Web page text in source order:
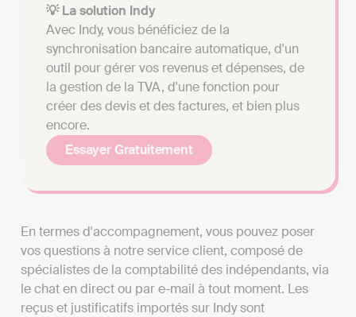
💡 La solution Indy
Avec Indy, vous bénéficiez de la
synchronisation bancaire automatique, d'un
outil pour gérer vos revenus et dépenses, de
la gestion de la TVA, d'une fonction pour
créer des devis et des factures, et bien plus
encore.
Essayer Gratuitement
En termes d'accompagnement, vous pouvez poser
vos questions à notre service client, composé de
spécialistes de la comptabilité des indépendants, via
le chat en direct ou par e-mail à tout moment. Les
reçus et justificatifs importés sur Indy sont